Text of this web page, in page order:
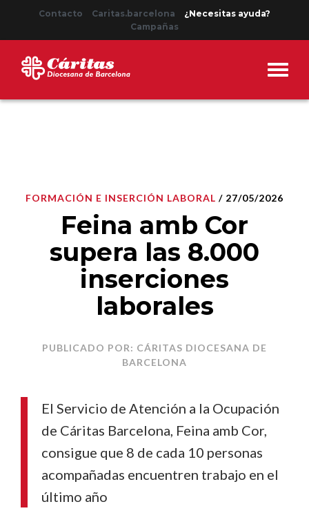
Contacto Caritas.barcelona
¿Necesitas ayuda?
Campañas
FORMACIÓN E INSERCIÓN LABORAL / 27/05/2026
Feina amb Cor
supera las 8.000
inserciones
laborales
PUBLICADO POR: CÁRITAS DIOCESANA DE
BARCELONA
El Servicio de Atención a la Ocupación
de Cáritas Barcelona, Feina amb Cor,
consigue que 8 de cada 10 personas
acompañadas encuentren trabajo en el
último año